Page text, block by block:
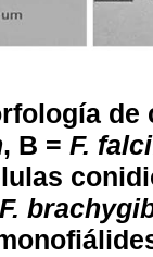
, B = F.
F.